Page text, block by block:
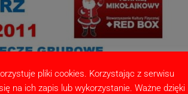
pliki cookies. Korzystając z serwisu
na ich zapis lub wykorzystanie. Ważne dzięki